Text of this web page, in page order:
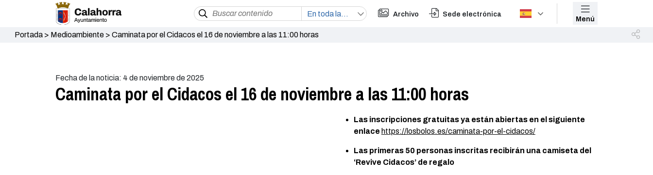
Archivo Sede electrónica
Menú
Portada> Medioambiente> Caminata por el Cidacos el 16 de noviembre a las 11:00 horas
Fecha de la noticia: 4 de noviembre de 2025
Caminata por el Cidacos el 16 de noviembre a las 11:00 horas
Las inscripciones gratuitas ya están abiertas en el siguiente
enlace https://losbolos.es/caminata-por-el-cidacos/
Las primeras 50 personas inscritas recibirán una camiseta del
‘Revive Cidacos’ de regalo